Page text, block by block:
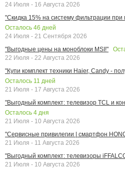
24 Июля - 16 Августа 2026
"Скидка 15% на систему фильтрации при
Осталось 46 дней
24 Июля - 21 Сентября 2026
"Выгодные цены на моноблоки MSI!"
22 Июля - 22 Августа 2026
"Купи комплект техники Haier, Candy -
Осталось 11 дней
21 Июля - 17 Августа 2026
"Выгодный комплект: телевизор TCL и
Осталось 4 дня
21 Июля - 10 Августа 2026
"Сервисные привилегии | смартфон
21 Июля - 11 Августа 2026
"Выгодный комплект: телевизоры
21 Июля - 10 Августа 2026